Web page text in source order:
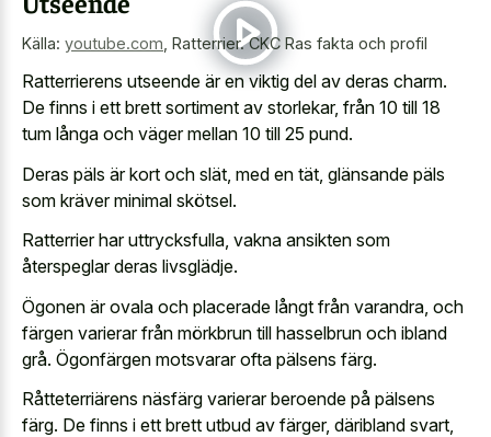
Källa: youtube.com Ratterrier. CKC Ras fakta och profil
Ratterrierens utseende är en viktig del av deras charm.
De finns i ett brett sortiment av storlekar, från 10 till 18
tum långa och väger mellan 10 till 25 pund.
Deras päls är kort och slät, med en tät, glänsande päls
som kräver minimal skötsel.
Ratterrier har uttrycksfulla, vakna ansikten som
återspeglar deras livsglädje.
Ögonen är ovala och placerade långt från varandra, och
färgen varierar från mörkbrun till hasselbrun och ibland
grå. Ögonfärgen motsvarar ofta pälsens färg.
Råtteterriärens näsfärg varierar beroende på pälsens
färg. De finns i ett brett utbud av färger, däribland svart,